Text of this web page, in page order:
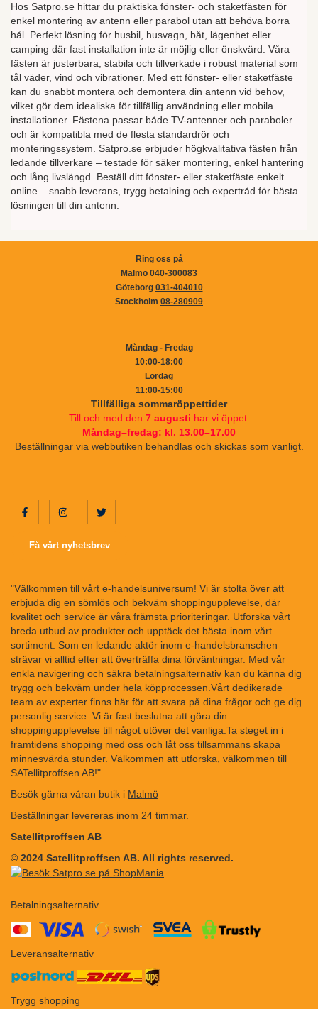
Hos Satpro.se hittar du praktiska fönster- och staketfästen för
enkel montering av antenn eller parabol utan att behöva borra
hål. Perfekt lösning för husbil, husvagn, båt, lägenhet eller
camping där fast installation inte är möjlig eller önskvärd. Våra
fästen är justerbara, stabila och tillverkade i robust material som
tål väder, vind och vibrationer. Med ett fönster- eller staketfäste
kan du snabbt montera och demontera din antenn vid behov,
vilket gör dem idealiska för tillfällig användning eller mobila
installationer. Fästena passar både TV-antenner och paraboler
och är kompatibla med de flesta standardrör och
monteringssystem. Satpro.se erbjuder högkvalitativa fästen från
ledande tillverkare – testade för säker montering, enkel hantering
och lång livslängd. Beställ ditt fönster- eller staketfäste enkelt
online – snabb leverans, trygg betalning och expertråd för bästa
lösningen till din antenn.
Ring oss på
Malmö 040-300083
Göteborg 031-404010
Stockholm 08-280909
Måndag - Fredag
10:00-18:00
Lördag
11:00-15:00
Tillfälliga sommaröppettider
Till och med den 7 augusti har vi öppet:
Måndag–fredag: kl. 13.00–17.00
Beställningar via webbutiken behandlas och skickas som vanligt.
Få vårt nyhetsbrev
"Välkommen till vårt e-handelsuniversum! Vi är stolta över att
erbjuda dig en sömlös och bekväm shoppingupplevelse, där
kvalitet och service är våra främsta prioriteringar. Utforska vårt
breda utbud av produkter och upptäck det bästa inom vårt
sortiment. Som en ledande aktör inom e-handelsbranschen
strävar vi alltid efter att överträffa dina förväntningar. Med vår
enkla navigering och säkra betalningsalternativ kan du känna dig
trygg och bekväm under hela köpprocessen.Vårt dedikerade
team av experter finns här för att svara på dina frågor och ge dig
personlig service. Vi är fast beslutna att göra din
shoppingupplevelse till något utöver det vanliga.Ta steget in i
framtidens shopping med oss och låt oss tillsammans skapa
minnesvärda stunder. Välkommen att utforska, välkommen till
SATellitproffsen AB!"
Besök gärna våran butik i Malmö
Beställningar levereras inom 24 timmar.
Satellitproffsen AB
© 2024 Satellitproffsen AB. All rights reserved.
Betalningsalternativ
Leveransalternativ
Trygg shopping